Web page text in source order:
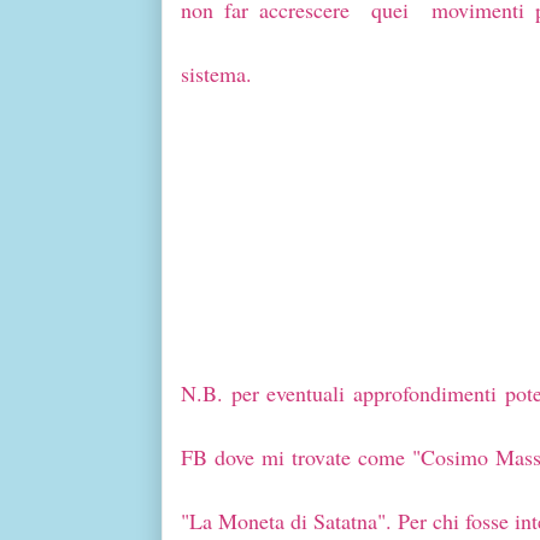
non far accrescere quei movimenti
sistema.
N.B. per eventuali approfondimenti
FB dove mi trovate come "Cosimo
"La Moneta di Satatna". Per chi fosse